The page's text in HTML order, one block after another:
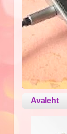
Avaleht